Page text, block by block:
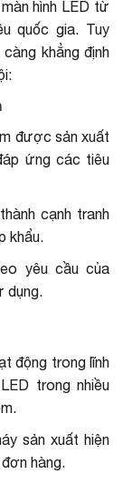
hình LED từ
quốc gia. Tuy
khẳng định
được sản xuất
ứng các tiêu
cạnh tranh
khẩu.
yêu cầu của
dụng.
động trong lĩnh
trong nhiều
sản xuất hiện
hàng.